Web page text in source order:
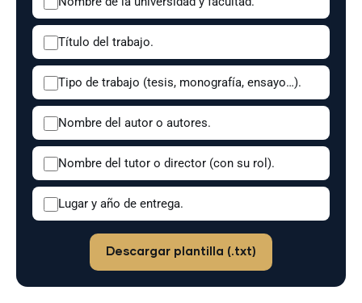
Título del trabajo.
Tipo de trabajo (tesis, monografía, ensayo…).
Nombre del autor o autores.
Nombre del tutor o director (con su rol).
Lugar y año de entrega.
Descargar plantilla (.txt)